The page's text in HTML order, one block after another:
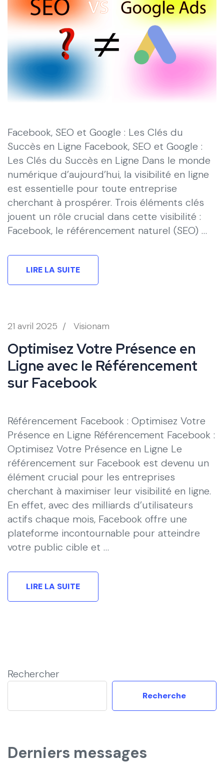
Facebook, SEO et Google : Les Clés du
Succès en Ligne Facebook, SEO et Google :
Les Clés du Succès en Ligne Dans le monde
numérique d’aujourd’hui, la visibilité en ligne
est essentielle pour toute entreprise
cherchant à prospérer. Trois éléments clés
jouent un rôle crucial dans cette visibilité :
Facebook, le référencement naturel (SEO) …
LIRE LA SUITE
21 avril 2025 / Visionam
Optimisez Votre Présence en
Ligne avec le Référencement
sur Facebook
Référencement Facebook : Optimisez Votre
Présence en Ligne Référencement Facebook :
Optimisez Votre Présence en Ligne Le
référencement sur Facebook est devenu un
élément crucial pour les entreprises
cherchant à maximiser leur visibilité en ligne.
En effet, avec des milliards d’utilisateurs
actifs chaque mois, Facebook offre une
plateforme incontournable pour atteindre
votre public cible et …
LIRE LA SUITE
Rechercher
Recherche
Derniers messages